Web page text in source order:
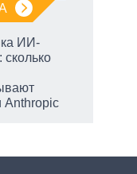
ИИ-
сколько
Anthropic